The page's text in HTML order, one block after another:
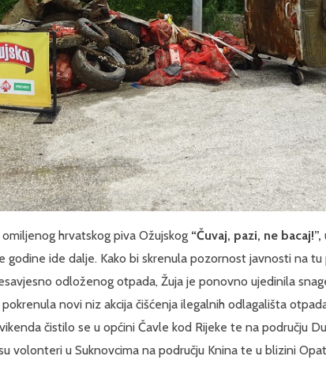
hrvatskog piva Ožujskog “Čuvaj, pazi, ne bacaj!”,
godine ide dalje. Kako bi skrenula pozornost javnosti na
odloženog otpada, Žuja je ponovno ujedinila
novi niz akcija čišćenja ilegalnih odlagališta
čistilo se u općini Čavle kod Rijeke te na području
volonteri u Suknovcima na području Knina te u blizini